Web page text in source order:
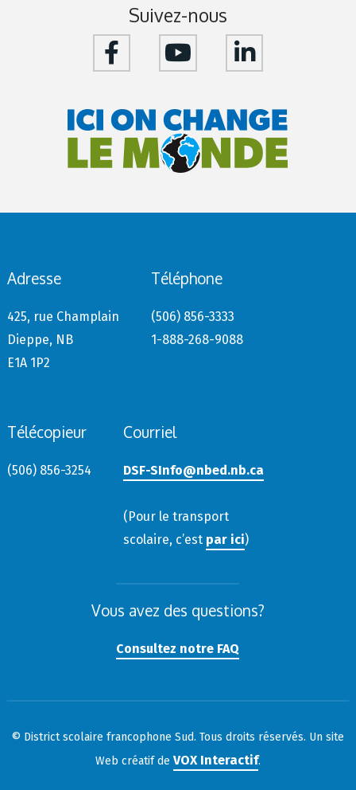
Suivez-nous
Adresse
425, rue Champlain
Dieppe, NB
E1A 1P2
Téléphone
(506) 856-3333
1-888-268-9088
Télécopieur
(506) 856-3254
Courriel
DSF-SInfo@nbed.nb.ca
(Pour le transport
scolaire, c’est par ici)
Vous avez des questions?
Consultez notre FAQ
© District scolaire francophone Sud. Tous droits réservés. Un site
Web créatif de VOX Interactif.